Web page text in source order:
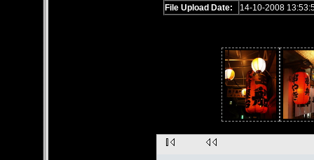
File Upload Date:
14-10-2008